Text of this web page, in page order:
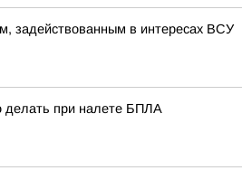
задействованным в интересах ВСУ
делать при налете БПЛА